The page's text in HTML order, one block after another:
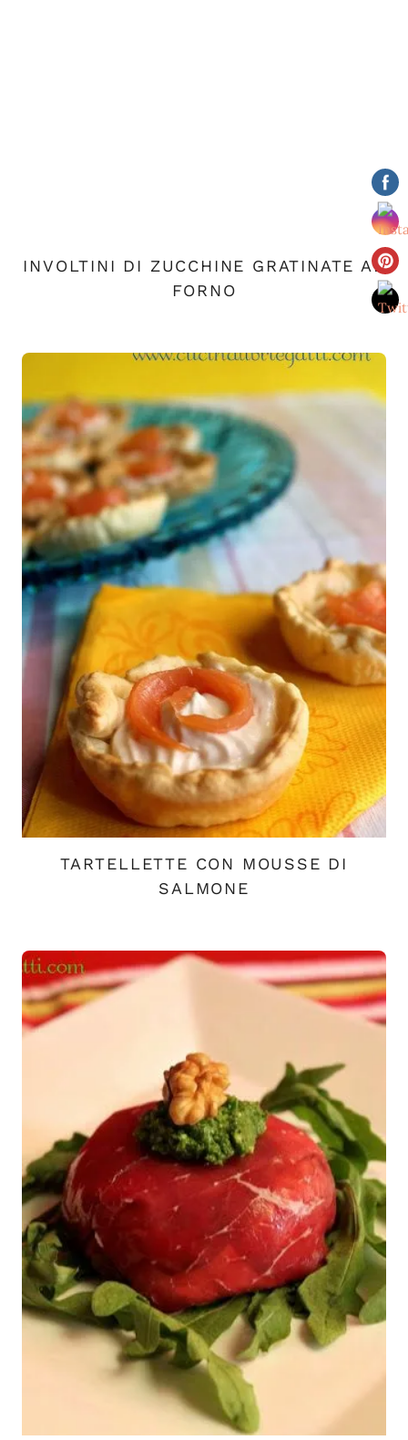
INVOLTINI DI ZUCCHINE GRATINATE AL
FORNO
TARTELLETTE CON MOUSSE DI
SALMONE